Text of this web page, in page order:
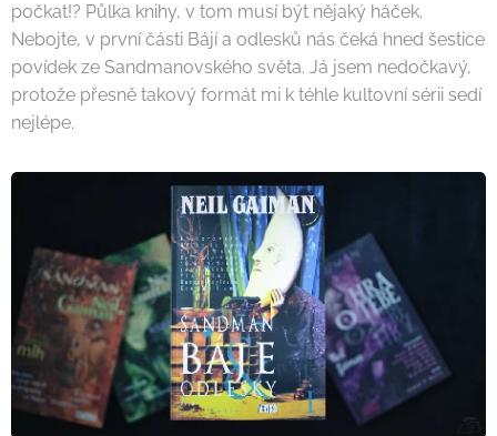
počkat!? Půlka knihy, v tom musí být nějaký háček.
Nebojte, v první části Bájí a odlesků nás čeká hned šestice
povídek ze Sandmanovského světa. Já jsem nedočkavý,
protože přesně takový formát mi k téhle kultovní sérii sedí
nejlépe.